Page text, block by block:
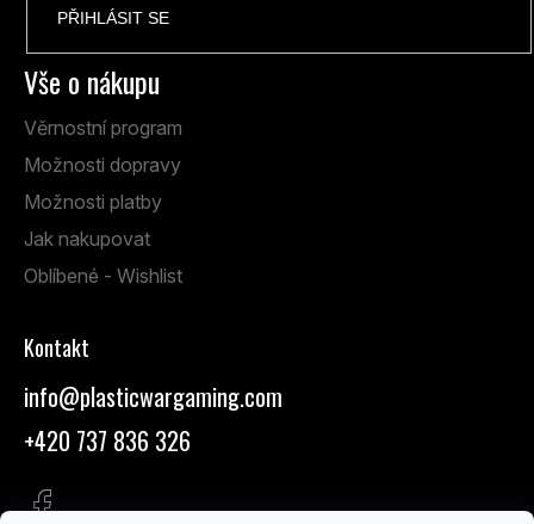
Vše o nákupu
Věrnostní program
Možnosti dopravy
Možnosti platby
Jak nakupovat
Oblíbené - Wishlist
Kontakt
info@plasticwargaming.com
+420 737 836 326
PŘIHLÁSIT SE